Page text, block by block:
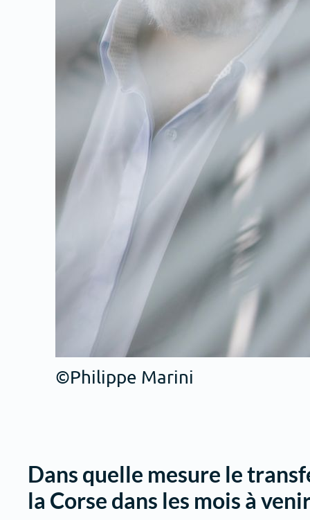
©Philippe Marini
Dans quelle mesure le
la Corse dans les mois à